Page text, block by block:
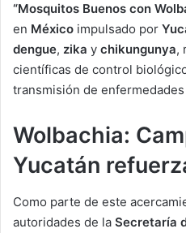
“Mosquitos Buenos con
en México impulsado por
dengue, zika y chikungunya,
científicas de control
transmisión de
Wolbachia:
Yucatán
Como parte de este
autoridades de la Secretaría